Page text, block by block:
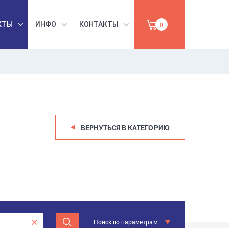
АБРАЗИВЫ
ИНФО КОНТАКТЫ 0
ВЕРНУТЬСЯ В КАТЕГОРИЮ
Поиск по параметрам